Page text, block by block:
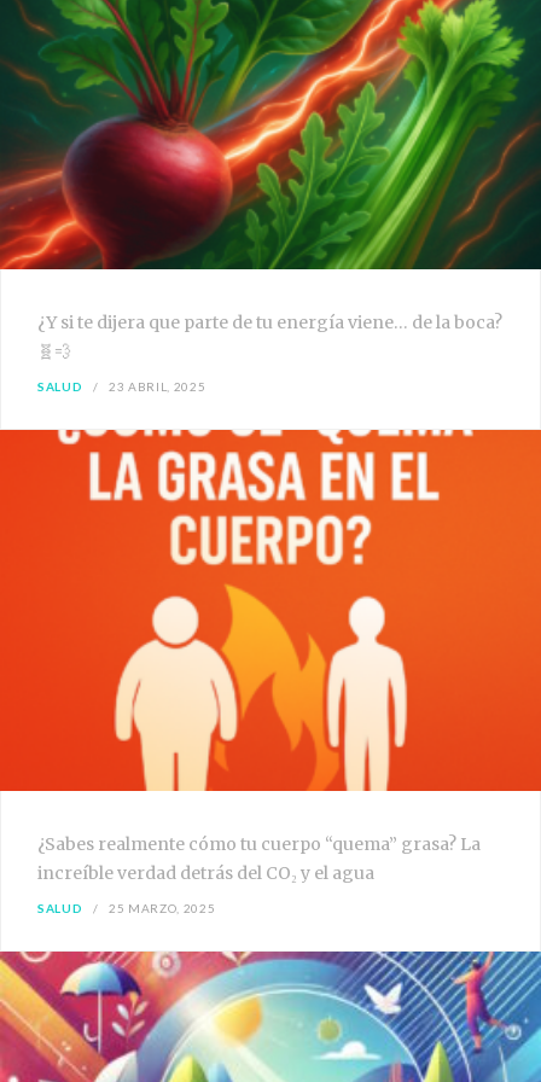
¿Y si te dijera que parte de tu energía viene… de la boca?
🧬💨
SALUD 23 ABRIL, 2025
¿Sabes realmente cómo tu cuerpo “quema” grasa? La
increíble verdad detrás del CO₂ y el agua
SALUD 25 MARZO, 2025